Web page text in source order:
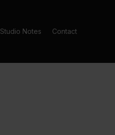
Studio Notes Contact